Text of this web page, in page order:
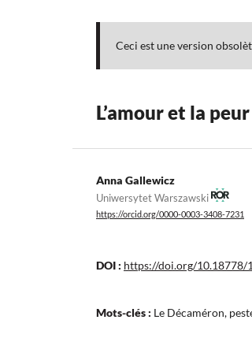
Ceci est une version
L’amour et la
Anna Gallewicz
Uniwersytet Warszawski
https://orcid.org/0000-0003-3408-7231
DOI : https://doi.org/10.18778/
Mots-clés : Le Décaméron,